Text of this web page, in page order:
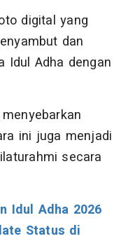
digital yang
dan
Idul Adha dengan
ini juga menjadi
secara
Idul Adha 2026
Status di